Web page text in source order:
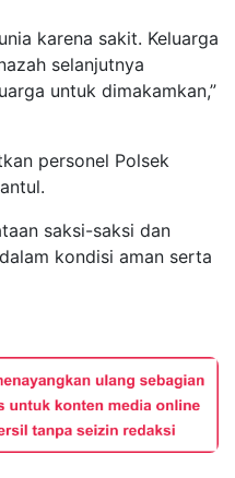
karena sakit. Keluarga
selanjutnya
untuk dimakamkan,”
personel Polsek
saksi-saksi dan
kondisi aman serta